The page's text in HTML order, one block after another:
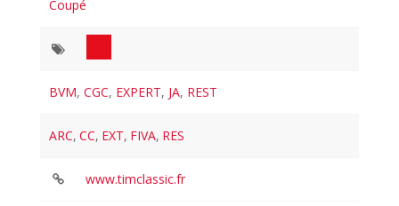
Coupé
BVM,CGC, EXPERT, JA, REST
ARC, CC, EXT, FIVA, RES
www.timclassic.fr